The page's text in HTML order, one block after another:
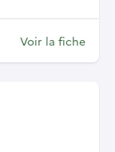
Voir la fiche